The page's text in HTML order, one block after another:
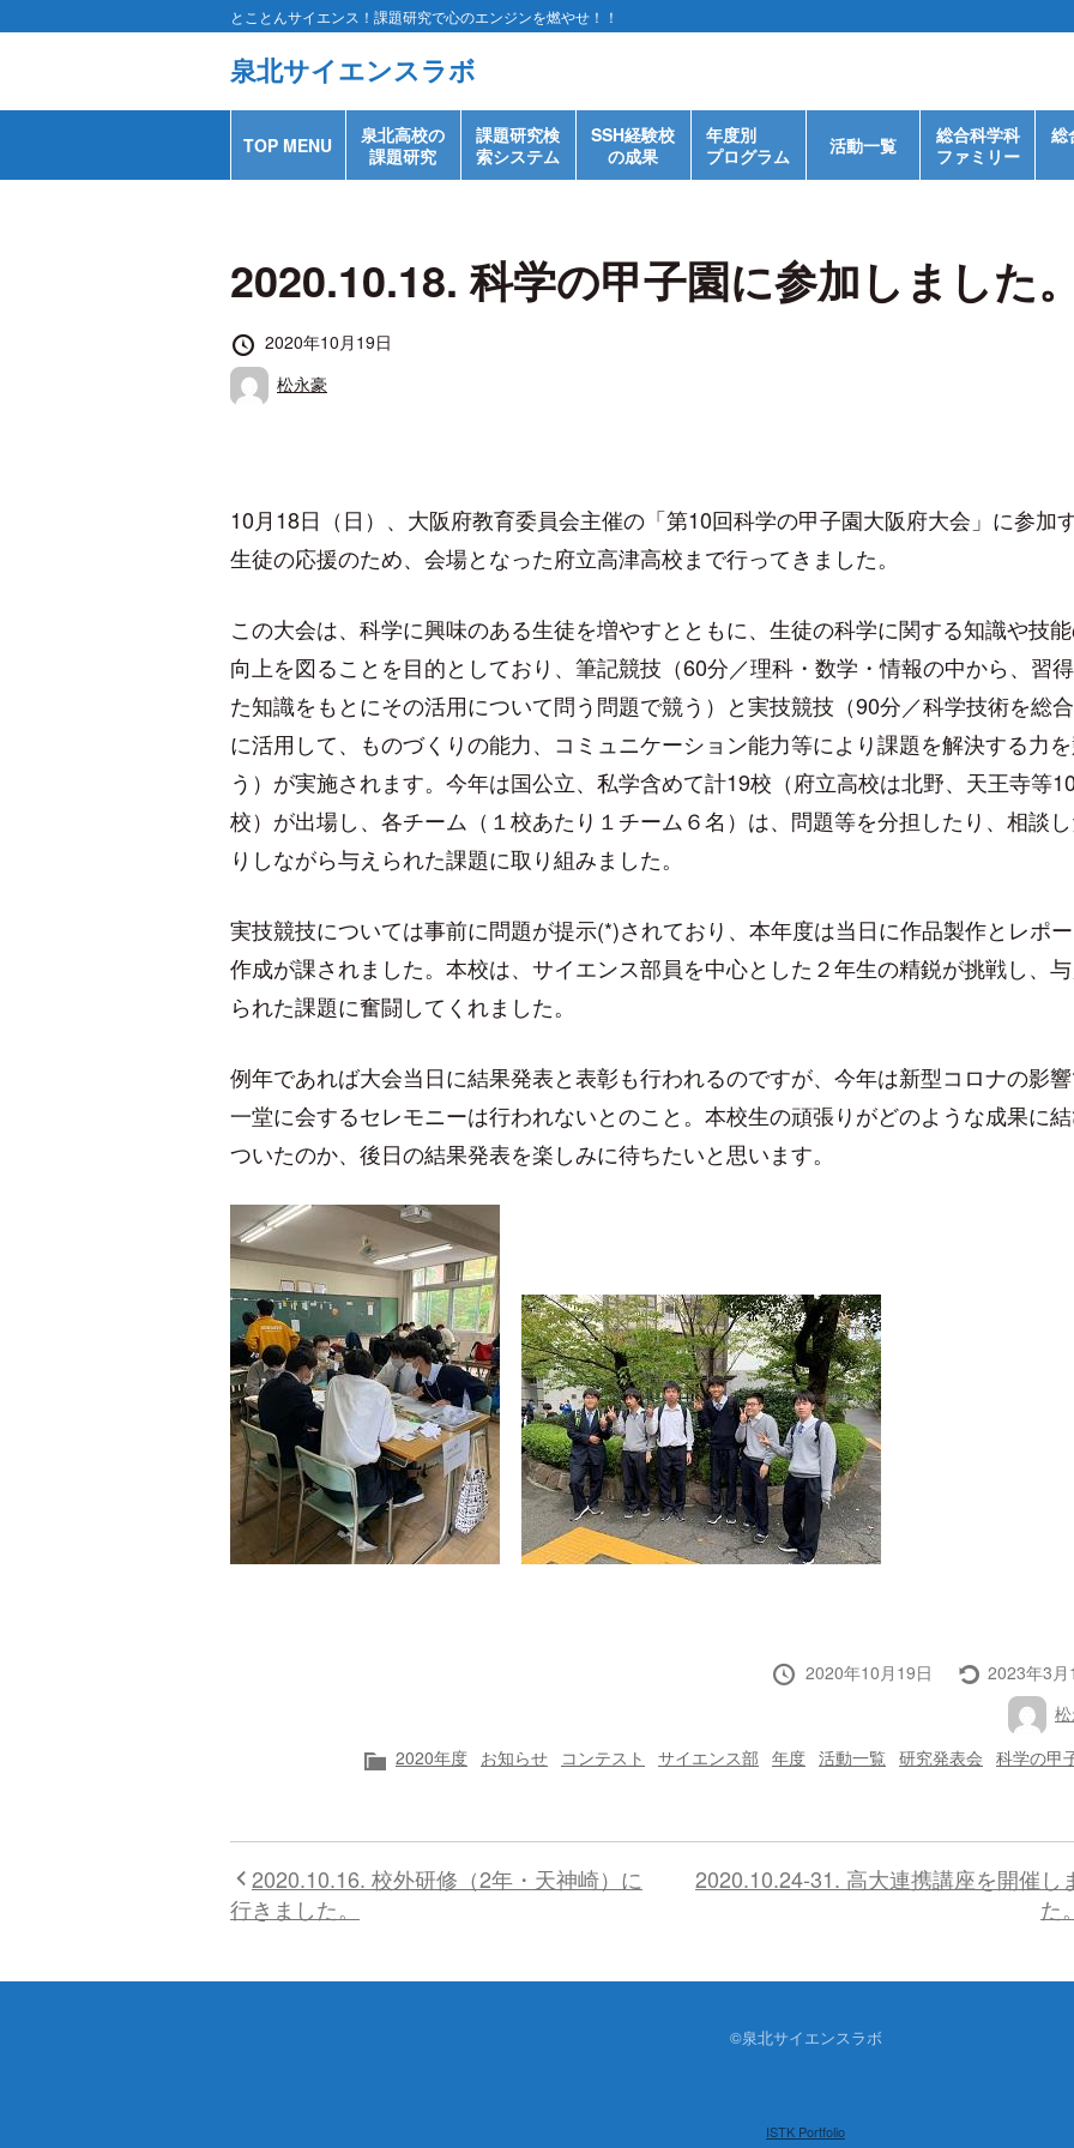
とことんサイエンス！課題研究で心のエンジンを燃やせ！！
泉北サイエンスラボ
TOP MENU
泉北高校の
課題研究
課題研究検
索システム
SSH経験校
の成果
年度別
プログラム
活動一覧
総合科学科
ファミリー
総
2020.10.18. 科学の甲子園に参加しました
投
稿
2020年10月19日
投
稿
松永豪
10月18日（日）、大阪府教育委員会主催の「第10回科学の甲子園大阪府大会」に参加
生徒の応援のため、会場となった府立高津高校まで行ってきました。
この大会は、科学に興味のある生徒を増やすとともに、生徒の科学に関する知識や技
向上を図ることを目的としており、筆記競技（60分／理科・数学・情報の中から、習
た知識をもとにその活用について問う問題で競う）と実技競技（90分／科学技術を総
に活用して、ものづくりの能力、コミュニケーション能力等により課題を解決する力
う）が実施されます。今年は国公立、私学含めて計19校（府立高校は北野、天王寺等
校）が出場し、各チーム（１校あたり１チーム６名）は、問題等を分担したり、相談
りしながら与えられた課題に取り組みました。
実技競技については事前に問題が提示(*)されており、本年度は当日に作品製作とレポ
作成が課されました。本校は、サイエンス部員を中心とした２年生の精鋭が挑戦し、
られた課題に奮闘してくれました。
例年であれば大会当日に結果発表と表彰も行われるのですが、今年は新型コロナの影
一堂に会するセレモニーは行われないとのこと。本校生の頑張りがどのような成果に
ついたのか、後日の結果発表を楽しみに待ちたいと思います。
投
2020年10月19日
最
2023年3月
投
稿
者
カ
ー
2020年度 お知らせ コンテスト サイエンス部 年度 活動一覧 研究発表会 科学の甲
2020.10.16. 校外研修（2年・天神崎）に
行きました。
2020.10.24-31. 高大連携講座を開催し
た
©泉北サイエンスラボ
ISTK Portfolio